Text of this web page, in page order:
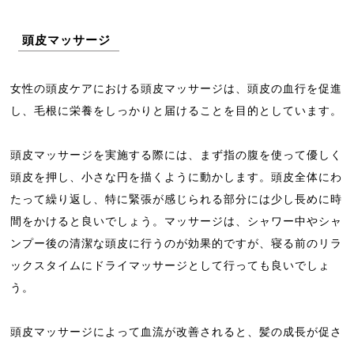
頭皮マッサージ
女性の頭皮ケアにおける頭皮マッサージは、頭皮の血行を促進
し、毛根に栄養をしっかりと届けることを目的としています。
頭皮マッサージを実施する際には、まず指の腹を使って優しく
頭皮を押し、小さな円を描くように動かします。頭皮全体にわ
たって繰り返し、特に緊張が感じられる部分には少し長めに時
間をかけると良いでしょう。マッサージは、シャワー中やシャ
ンプー後の清潔な頭皮に行うのが効果的ですが、寝る前のリラ
ックスタイムにドライマッサージとして行っても良いでしょ
う。
頭皮マッサージによって血流が改善されると、髪の成長が促さ